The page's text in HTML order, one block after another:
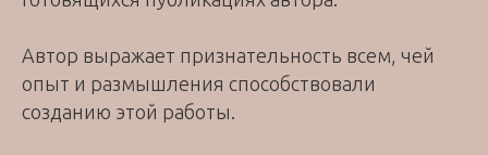
Автор выражает признательность всем, чей
опыт и размышления способствовали
созданию этой работы.